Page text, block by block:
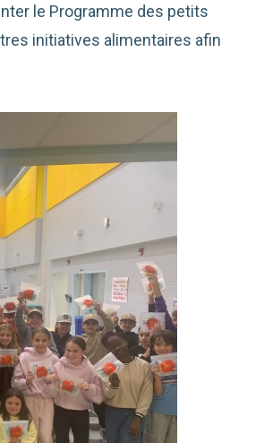
le Programme des petits
initiatives alimentaires afin